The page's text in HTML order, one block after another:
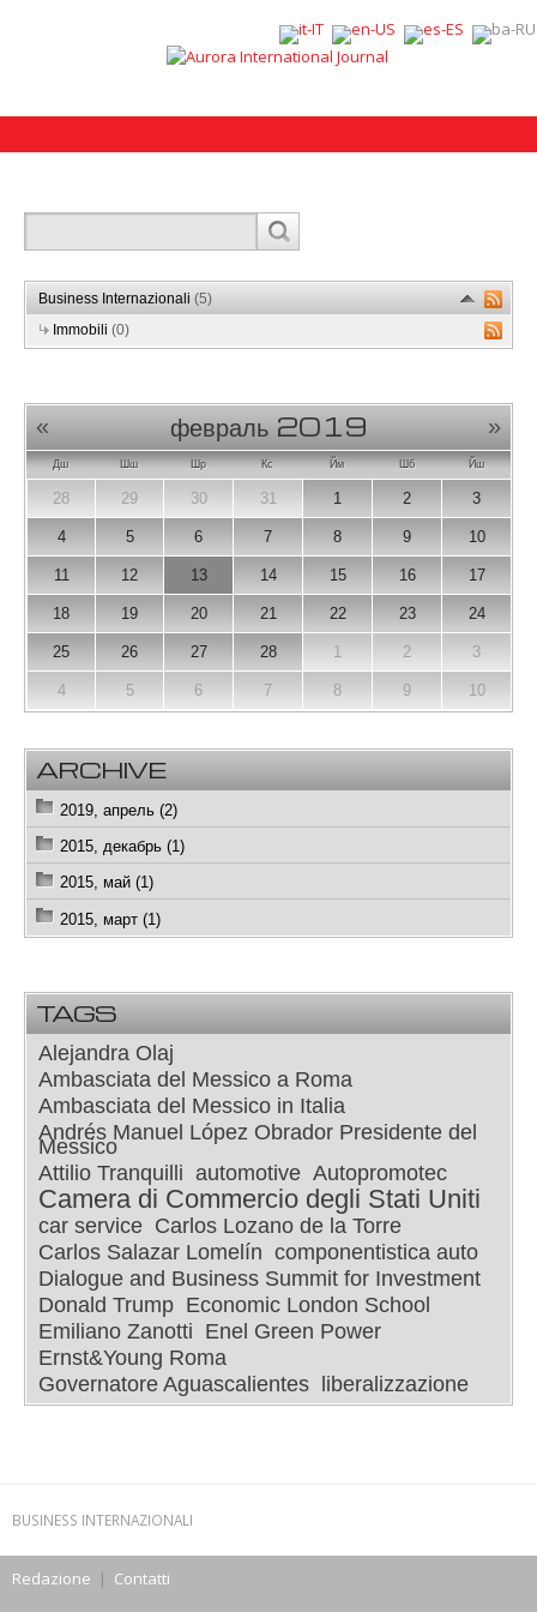
Business Internazionali (5)
Immobili (0)
« февраль 2019 »
Дш Шш Шр Кс Йм Шб Йш
28 29 30 31 1 2 3
4 5 6 7 8 9 10
11 12 13 14 15 16 17
18 19 20 21 22 23 24
25 26 27 28 1 2 3
4 5 6 7 8 9 10
ARCHIVE
2019, апрель (2)
2015, декабрь (1)
2015, май (1)
2015, март (1)
TAGS
Alejandra Olaj
Ambasciata del Messico a Roma
Ambasciata del Messico in Italia
Andrés Manuel López Obrador Presidente del
Messico
Attilio Tranquilli automotive Autopromotec
Camera di Commercio degli Stati Uniti
car service Carlos Lozano de la Torre
Carlos Salazar Lomelín componentistica auto
Dialogue and Business Summit for Investment
Donald Trump Economic London School
Emiliano Zanotti Enel Green Power
Ernst&Young Roma
Governatore Aguascalientes
liberalizzazione
BUSINESS INTERNAZIONALI
Redazione | Contatti